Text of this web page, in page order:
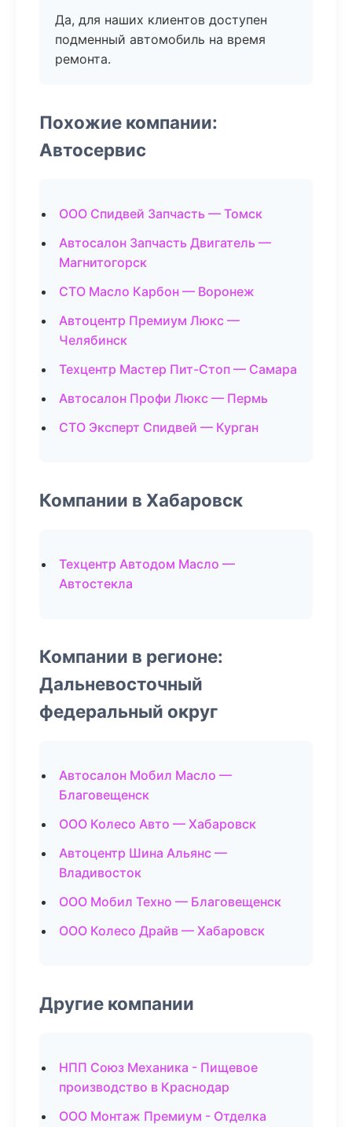
Да, для наших клиентов доступен
подменный автомобиль на время
ремонта.
Похожие компании:
Автосервис
ООО Спидвей Запчасть — Томск
Автосалон Запчасть Двигатель —
Магнитогорск
СТО Масло Карбон — Воронеж
Автоцентр Премиум Люкс —
Челябинск
Техцентр Мастер Пит-Стоп — Самара
Автосалон Профи Люкс — Пермь
СТО Эксперт Спидвей — Курган
Компании в Хабаровск
Техцентр Автодом Масло —
Автостекла
Компании в регионе:
Дальневосточный
федеральный округ
Автосалон Мобил Масло —
Благовещенск
ООО Колесо Авто — Хабаровск
Автоцентр Шина Альянс —
Владивосток
ООО Мобил Техно — Благовещенск
ООО Колесо Драйв — Хабаровск
Другие компании
НПП Союз Механика - Пищевое
производство в Краснодар
ООО Монтаж Премиум - Отделка